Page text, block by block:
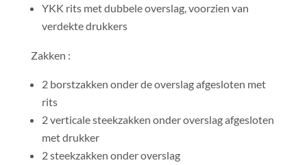
YKK rits met dubbele overslag, voorzien van
verdekte drukkers
Zakken :
2 borstzakken onder de overslag afgesloten met
rits
2 verticale steekzakken onder overslag afgesloten
met drukker
2 steekzakken onder overslag